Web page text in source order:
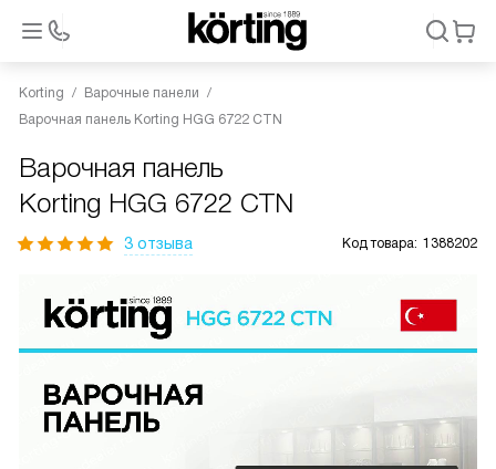
Korting
Варочные панели
Варочная панель Korting HGG 6722 CTN
Варочная панель
Korting HGG 6722 CTN
3 отзыва Код товара: 1388202